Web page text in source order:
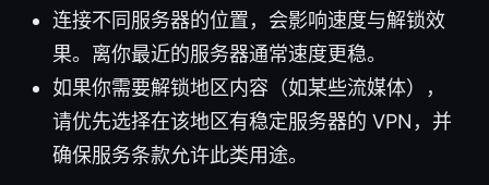
连接不同服务器的位置，会影响速度与解锁效
果。离你最近的服务器通常速度更稳。
如果你需要解锁地区内容（如某些流媒体），
请优先选择在该地区有稳定服务器的 VPN，并
确保服务条款允许此类用途。